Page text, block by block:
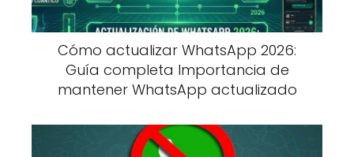
Cómo actualizar WhatsApp 2026:
Guía completa Importancia de
mantener WhatsApp actualizado